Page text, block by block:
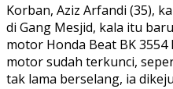
Korban, Aziz Arfandi (35),
di Gang Mesjid, kala itu
motor Honda Beat BK
motor sudah terkunci,
tak lama berselang, ia